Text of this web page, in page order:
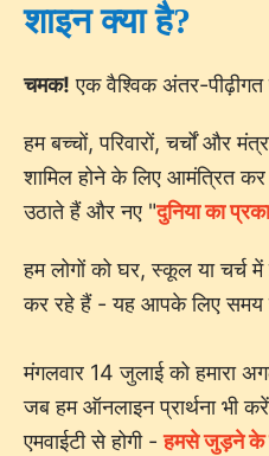
शाइन क्या है?
चमक! एक वैश्विक अंतर-
हम बच्चों, परिवारों, चर्चों और
शामिल होने के लिए आमंत्रित
उठाते हैं और नए "दुनिया का
हम लोगों को घर, स्कूल या चर्च
कर रहे हैं - यह आपके लिए
मंगलवार 14 जुलाई को हमारा
जब हम ऑनलाइन प्रार्थना
एमवाईटी से होगी -हमसे जुड़ने के